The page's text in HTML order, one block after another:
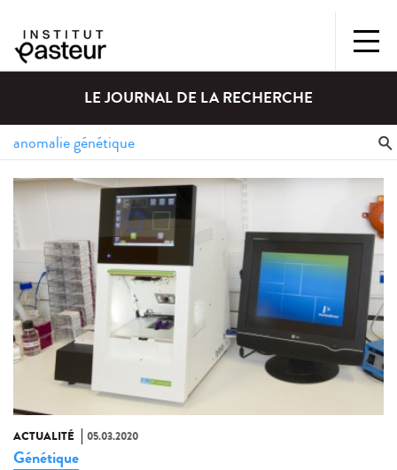
LE JOURNAL DE LA RECHERCHE
ACTUALITÉ 05.03.2020
Génétique